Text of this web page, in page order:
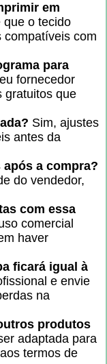
em
que o tecido
compatíveis com
para
fornecedor
gratuitos que
Sim, ajustes
antes da
a compra?
do vendedor,
com essa
comercial
haver
ficará igual à
e envie
na
produtos
adaptada para
termos de